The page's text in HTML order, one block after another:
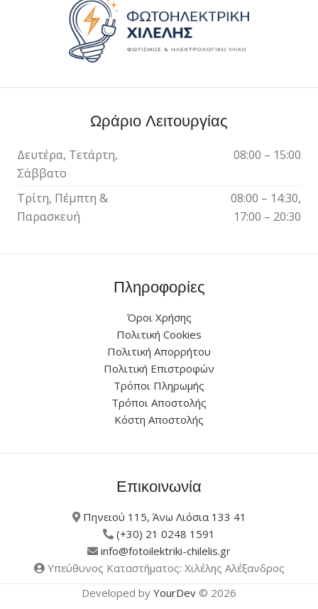
Ωράριο Λειτουργίας
Δευτέρα, Τετάρτη,
Σάββατο
08:00 – 15:00
Τρίτη, Πέμπτη &
Παρασκευή
08:00 – 14:30,
17:00 – 20:30
Πληροφορίες
Όροι Χρήσης
Πολιτική Cookies
Πολιτική Απορρήτου
Πολιτική Επιστροφών
Τρόποι Πληρωμής
Τρόποι Αποστολής
Κόστη Αποστολής
Επικοινωνία
Πηνειού 115, Άνω Λιόσια 133 41
(+30) 21 0248 1591
info@fotoilektriki-chilelis.gr
Υπεύθυνος Καταστήματος: Χιλέλης Αλέξανδρος
Developed by YourDev © 2026